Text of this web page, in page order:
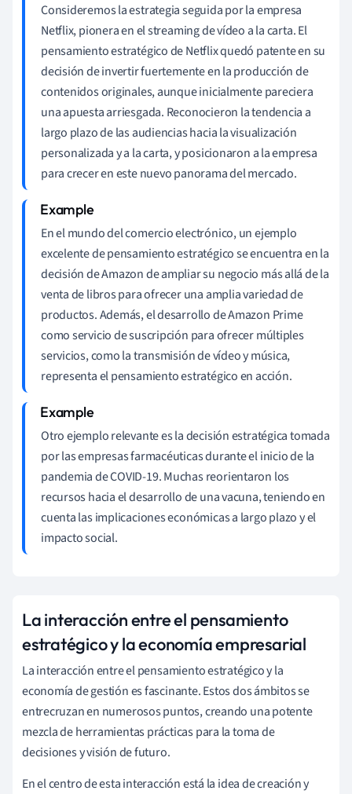
Consideremos la estrategia seguida por la empresa
Netflix, pionera en el streaming de vídeo a la carta. El
pensamiento estratégico de Netflix quedó patente en su
decisión de invertir fuertemente en la producción de
contenidos originales, aunque inicialmente pareciera
una apuesta arriesgada. Reconocieron la tendencia a
largo plazo de las audiencias hacia la visualización
personalizada y a la carta, y posicionaron a la empresa
para crecer en este nuevo panorama del mercado.
En el mundo del comercio electrónico, un ejemplo
excelente de pensamiento estratégico se encuentra en la
decisión de Amazon de ampliar su negocio más allá de la
venta de libros para ofrecer una amplia variedad de
productos. Además, el desarrollo de Amazon Prime
como servicio de suscripción para ofrecer múltiples
servicios, como la transmisión de vídeo y música,
representa el pensamiento estratégico en acción.
Otro ejemplo relevante es la decisión estratégica tomada
por las empresas farmacéuticas durante el inicio de la
pandemia de COVID-19. Muchas reorientaron los
recursos hacia el desarrollo de una vacuna, teniendo en
cuenta las implicaciones económicas a largo plazo y el
impacto social.
La interacción entre el pensamiento
estratégico y la economía empresarial
La interacción entre el pensamiento estratégico y la
economía de gestión es fascinante. Estos dos ámbitos se
entrecruzan en numerosos puntos, creando una potente
mezcla de herramientas prácticas para la toma de
decisiones y visión de futuro.
En el centro de esta interacción está la idea de creación y